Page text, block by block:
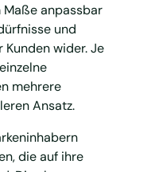
Maße anpassbar
und
wider. Je
mehrere
Ansatz.
die auf ihre